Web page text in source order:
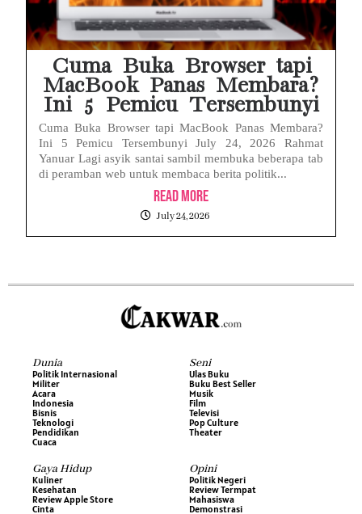
Cuma Buka Browser tapi
MacBook Panas Membara?
Ini 5 Pemicu Tersembunyi
Cuma Buka Browser tapi MacBook Panas Membara?
Ini 5 Pemicu Tersembunyi July 24, 2026 Rahmat
Yanuar Lagi asyik santai sambil membuka beberapa tab
di peramban web untuk membaca berita politik...
Read More
July 24, 2026
Dunia
Politik Internasional
Militer
Acara
Indonesia
Bisnis
Teknologi
Pendidikan
Cuaca
Seni
Ulas Buku
Buku Best Seller
Musik
Film
Televisi
Pop Culture
Theater
Gaya Hidup
Kuliner
Kesehatan
Review Apple Store
Cinta
Opini
Politik Negeri
Review Termpat
Mahasiswa
Demonstrasi